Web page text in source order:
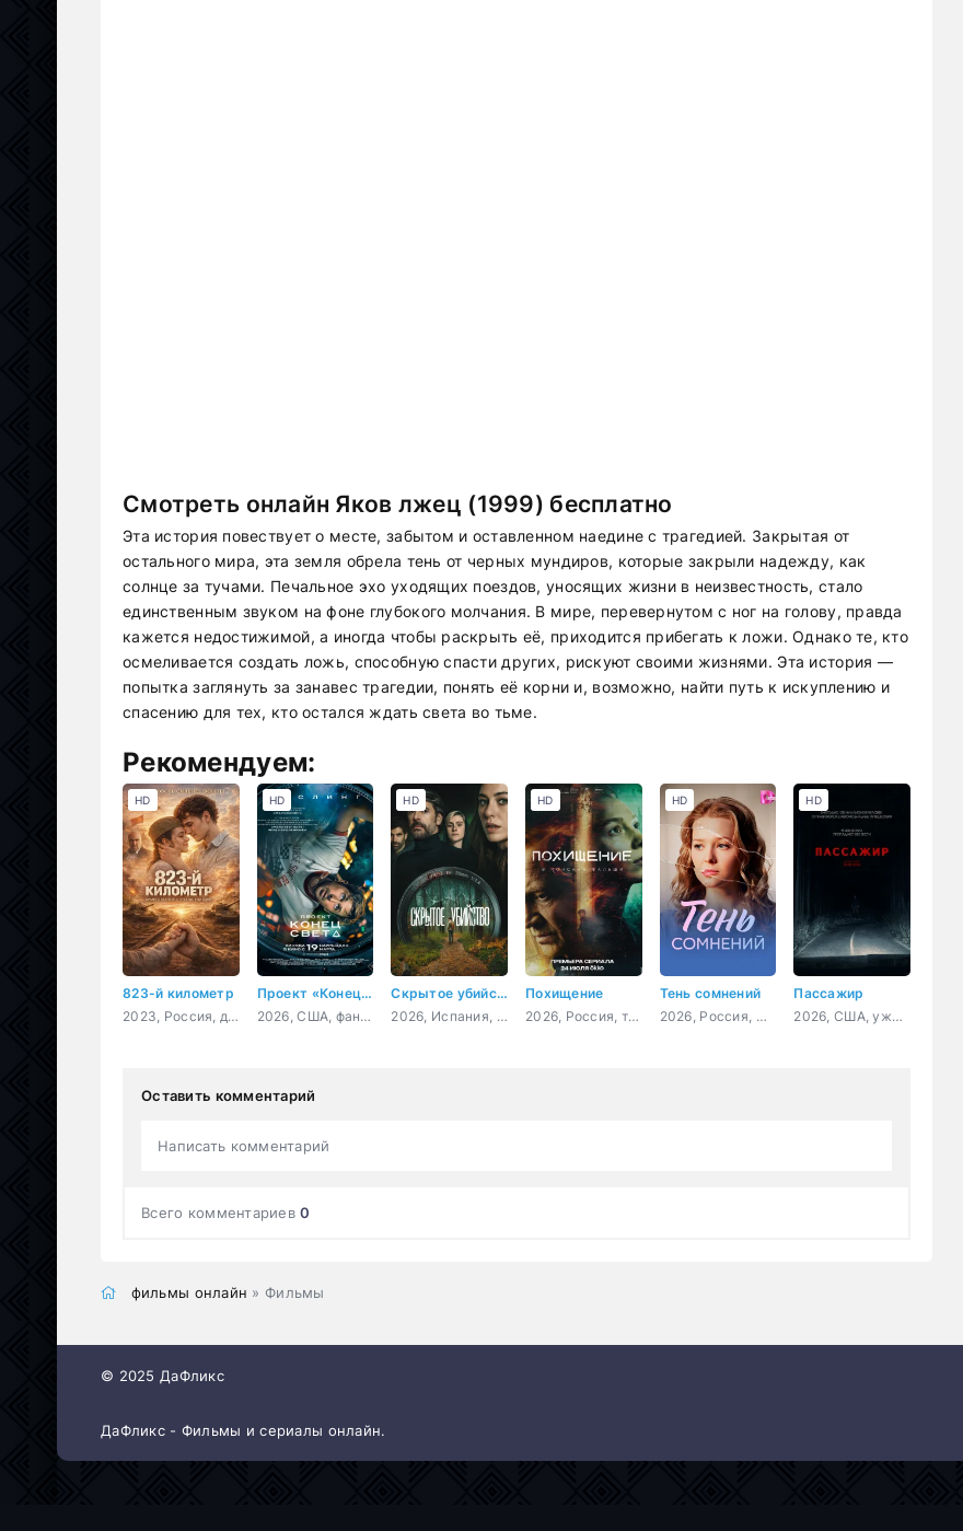
Смотреть онлайн Яков лжец (1999) бесплатно
Эта история повествует о месте, забытом и оставленном наедине с трагедией. Закрытая от
остального мира, эта земля обрела тень от черных мундиров, которые закрыли надежду, как
солнце за тучами. Печальное эхо уходящих поездов, уносящих жизни в неизвестность, стало
единственным звуком на фоне глубокого молчания. В мире, перевернутом с ног на голову, правда
кажется недостижимой, а иногда чтобы раскрыть её, приходится прибегать к ложи. Однако те, кто
осмеливается создать ложь, способную спасти других, рискуют своими жизнями. Эта история —
попытка заглянуть за занавес трагедии, понять её корни и, возможно, найти путь к искуплению и
спасению для тех, кто остался ждать света во тьме.
Рекомендуем:
823-й километр
2023, Россия, драма, военный, история
HD
Проект «Конец света»
2026, США, фантастика, триллер, драма, приключения, комедия
HD
Скрытое убийство
2026, Испания, Аргентина, триллер, криминал, детектив
HD
Похищение
2026, Россия, триллер, детектив
HD
Тень сомнений
2026, Россия, мелодрама
HD
Пассажир
2026, США, ужасы
HD
Оставить комментарий
Написать комментарий
Всего комментариев0
фильмы онлайн » Фильмы
© 2025 ДаФликс
ДаФликс - Фильмы и сериалы онлайн.